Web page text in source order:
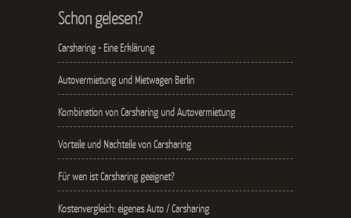
Schon gelesen?
Carsharing - Eine Erklärung
Autovermietung und Mietwagen Berlin
Kombination von Carsharing und Autovermietung
Vorteile und Nachteile von Carsharing
Für wen ist Carsharing geeignet?
Kostenvergleich: eigenes Auto / Carsharing